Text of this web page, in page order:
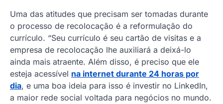
Uma das atitudes que precisam ser tomadas durante
o processo de recolocação é a reformulação do
currículo. “Seu currículo é seu cartão de visitas e a
empresa de recolocação lhe auxiliará a deixá-lo
ainda mais atraente. Além disso, é preciso que ele
esteja acessível na internet durante 24 horas por
dia, e uma boa ideia para isso é investir no LinkedIn,
a maior rede social voltada para negócios no mundo.